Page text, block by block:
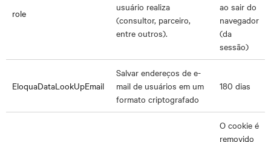
role
usuário realiza
(consultor, parceiro,
entre outros).
ao sair do
navegador
(da
sessão)
EloquaDataLookUpEmail
Salvar endereços de e-
mail de usuários em um
formato criptografado
180 dias
O cookie é
removido